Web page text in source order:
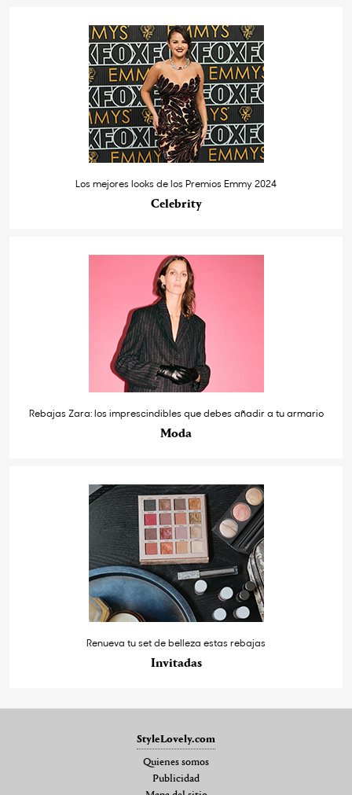
Los mejores looks de los Premios Emmy 2024
Celebrity
Rebajas Zara: los imprescindibles que debes añadir a tu armario
Moda
Renueva tu set de belleza estas rebajas
Invitadas
StyleLovely.com
Quienes somos
Publicidad